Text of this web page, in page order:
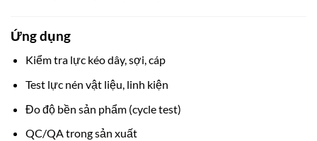
Ứng dụng
Kiểm tra lực kéo dây, sợi, cáp
Test lực nén vật liệu, linh kiện
Đo độ bền sản phẩm (cycle test)
QC/QA trong sản xuất